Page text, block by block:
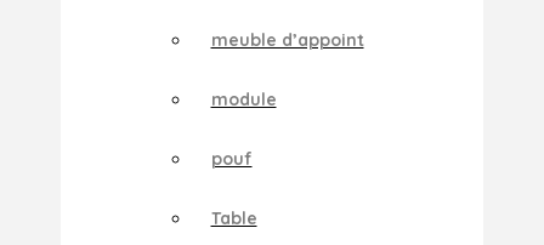
meuble d’appoint
module
pouf
Table